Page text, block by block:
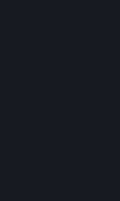
terugbetaling toch worden
jurisdicties hebben
wanneer het spel niet naar
Je aankoop zal binnen een
terugbetaald. Je zult de
Steam-portemonnee of via
gebruikt hebt om de
dan ook, niet in staat is om
oorspronkelijke
bijgeschreven aan je
beschikbare
geen terugbetaling van
Klik hier
Wat kan